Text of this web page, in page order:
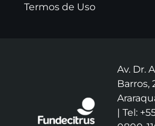
Termos de Uso
Av. Dr.
Barros,
| Tel: